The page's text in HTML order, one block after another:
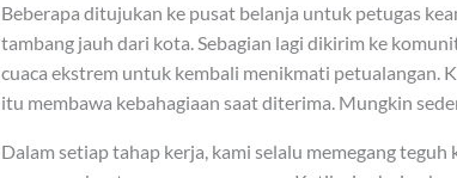
Beberapa ditujukan ke pusat belanja untuk petugas
tambang jauh dari kota. Sebagian lagi dikirim ke
cuaca ekstrem untuk kembali menikmati petualangan.
itu membawa kebahagiaan saat diterima. Mungkin
Dalam setiap tahap kerja, kami selalu memegang